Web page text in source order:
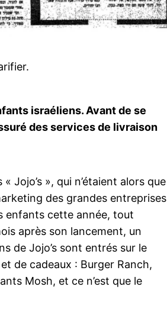
israéliens. Avant de se
des services de livraison
Jojo’s », qui n’étaient alors que
des grandes entreprises
enfants cette année, tout
après son lancement, un
de Jojo’s sont entrés sur le
de cadeaux : Burger Ranch,
Mosh, et ce n’est que le